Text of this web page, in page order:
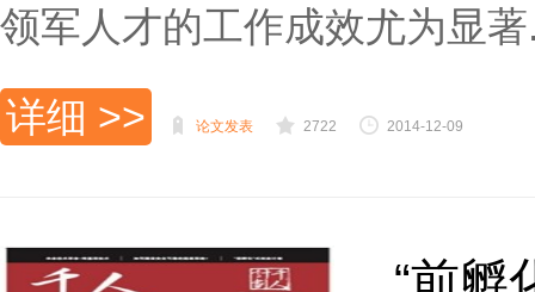
领军人才的工作成效尤为显
详细 >>
论文发表 2722 2014-12-09